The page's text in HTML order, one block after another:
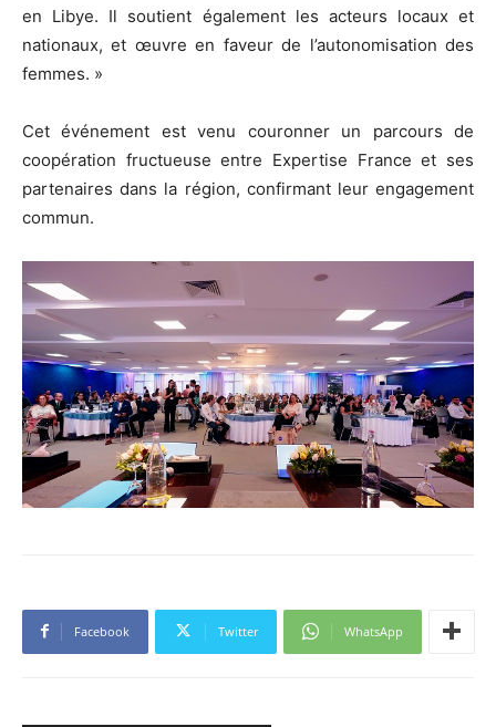
en Libye. Il soutient également les acteurs locaux et
nationaux, et œuvre en faveur de l’autonomisation des
femmes. »
Cet événement est venu couronner un parcours de
coopération fructueuse entre Expertise France et ses
partenaires dans la région, confirmant leur engagement
commun.
Facebook Twitter WhatsApp